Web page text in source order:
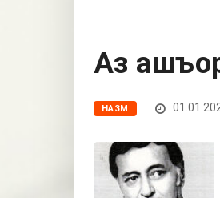
Аз
НАЗМ